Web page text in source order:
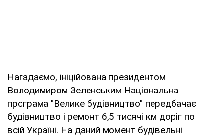
Нагадаємо, ініційована президентом
Володимиром Зеленським Національна
програма "Велике будівництво" передбачає
будівництво і ремонт 6,5 тисячі км доріг по
всій Україні. На даний момент будівельні